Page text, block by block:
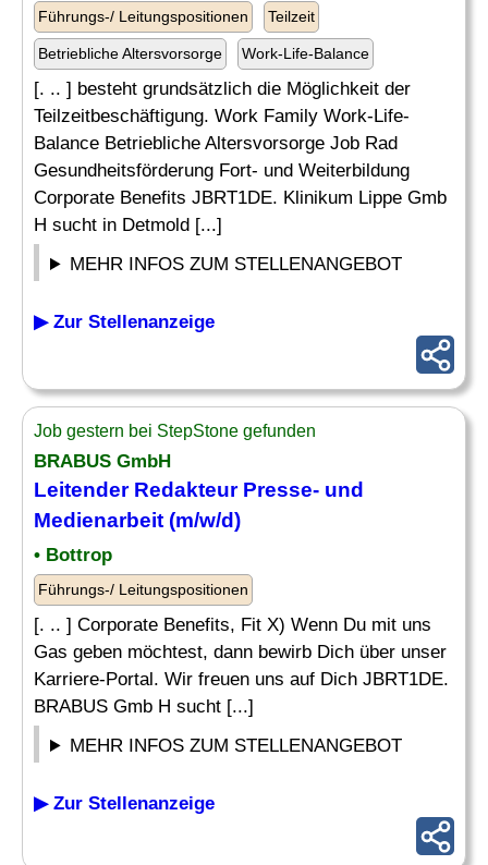
Führungs-/ Leitungspositionen Teilzeit
Betriebliche Altersvorsorge Work-Life-Balance
[. .. ] besteht grundsätzlich die Möglichkeit der
Teilzeitbeschäftigung. Work Family Work-Life-
Balance Betriebliche Altersvorsorge Job Rad
Gesundheitsförderung Fort- und Weiterbildung
Corporate Benefits JBRT1DE. Klinikum Lippe Gmb
H sucht in Detmold [...]
MEHR INFOS ZUM STELLENANGEBOT
▶ Zur Stellenanzeige
Job gestern bei StepStone gefunden
BRABUS GmbH
LeitenderRedakteur Presse- und
Medienarbeit (m/w/d)
• Bottrop
Führungs-/ Leitungspositionen
[. .. ] Corporate Benefits, Fit X) Wenn Du mit uns
Gas geben möchtest, dann bewirb Dich über unser
Karriere-Portal. Wir freuen uns auf Dich JBRT1DE.
BRABUS Gmb H sucht [...]
MEHR INFOS ZUM STELLENANGEBOT
▶ Zur Stellenanzeige